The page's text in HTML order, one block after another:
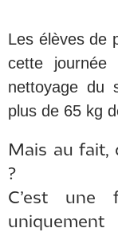
Les élèves de
cette journée
nettoyage du
plus de 65 kg
Mais au fait,
?
C’est une